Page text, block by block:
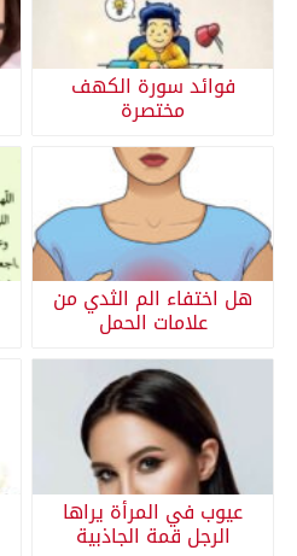
فوائد سورة الكهف
مختصرة
هل اختفاء الم الثدي من
علامات الحمل
عيوب في المرأة يراها
الرجل قمة الجاذبية